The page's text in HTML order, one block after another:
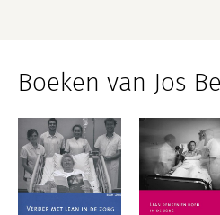
Boeken van Jos